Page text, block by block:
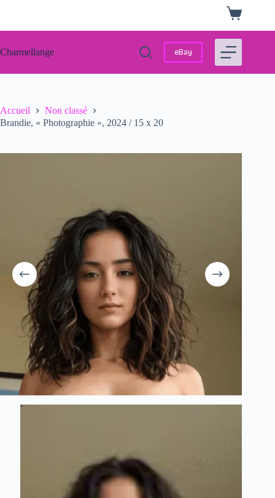
Panier
d’achat
Charmellange eBay
Accueil
Non classé
Brandie, « Photographie », 2024 / 15 x 20